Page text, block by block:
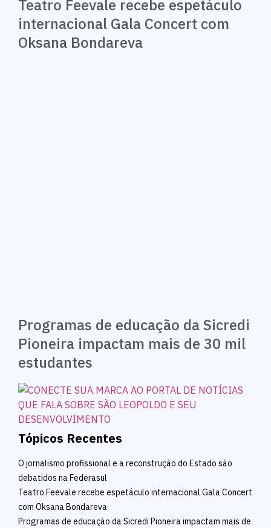
Teatro Feevale recebe espetáculo
internacional Gala Concert com
Oksana Bondareva
Programas de educação da Sicredi
Pioneira impactam mais de 30 mil
estudantes
Tópicos Recentes
O jornalismo profissional e a reconstrução do Estado são
debatidos na Federasul
Teatro Feevale recebe espetáculo internacional Gala Concert
com Oksana Bondareva
Programas de educação da Sicredi Pioneira impactam mais de